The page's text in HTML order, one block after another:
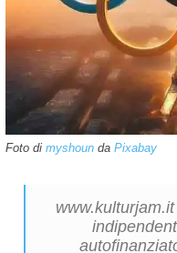
Foto di myshoun da Pixabay